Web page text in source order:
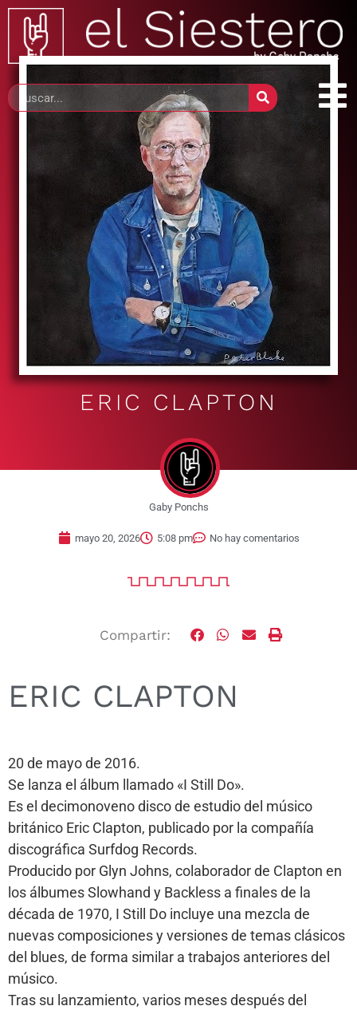
ERIC CLAPTON
Gaby Ponchs
mayo 20, 2026 5:08 pm No hay comentarios
Compartir:
ERIC CLAPTON
20 de mayo de 2016.
Se lanza el álbum llamado «I Still Do».
Es el decimonoveno disco de estudio del músico
británico Eric Clapton, publicado por la compañía
discográfica Surfdog Records.
Producido por Glyn Johns, colaborador de Clapton en
los álbumes Slowhand y Backless a finales de la
década de 1970, I Still Do incluye una mezcla de
nuevas composiciones y versiones de temas clásicos
del blues, de forma similar a trabajos anteriores del
músico.
Tras su lanzamiento, varios meses después del